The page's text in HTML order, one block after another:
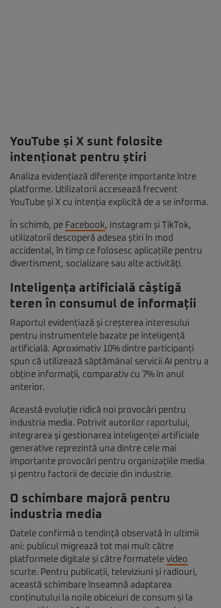
YouTube și X sunt folosite
intenționat pentru știri
Analiza evidențiază diferențe importante între
platforme. Utilizatorii accesează frecvent
YouTube și X cu intenția explicită de a se informa.
În schimb, pe Facebook, Instagram și TikTok,
utilizatorii descoperă adesea știri în mod
accidental, în timp ce folosesc aplicațiile pentru
divertisment, socializare sau alte activități.
Inteligența artificială câștigă
teren în consumul de informații
Raportul evidențiază și creșterea interesului
pentru instrumentele bazate pe inteligență
artificială. Aproximativ 10% dintre participanți
spun că utilizează săptămânal servicii AI pentru a
obține informații, comparativ cu 7% în anul
anterior.
Această evoluție ridică noi provocări pentru
industria media. Potrivit autorilor raportului,
integrarea și gestionarea inteligenței artificiale
generative reprezintă una dintre cele mai
importante provocări pentru organizațiile media
și pentru factorii de decizie din industrie.
O schimbare majoră pentru
industria media
Datele confirmă o tendință observată în ultimii
ani: publicul migrează tot mai mult către
platformele digitale și către formatele video
scurte. Pentru publicații, televiziuni și radiouri,
această schimbare înseamnă adaptarea
conținutului la noile obiceiuri de consum și la